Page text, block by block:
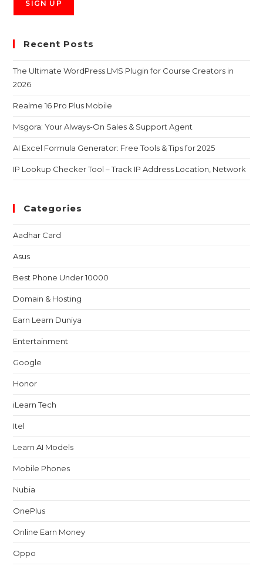
Recent Posts
The Ultimate WordPress LMS Plugin for Course Creators in
2026
Realme 16 Pro Plus Mobile
Msgora: Your Always-On Sales & Support Agent
AI Excel Formula Generator: Free Tools & Tips for 2025
IP Lookup Checker Tool – Track IP Address Location, Network
Categories
Aadhar Card
Asus
Best Phone Under 10000
Domain & Hosting
Earn Learn Duniya
Entertainment
Google
Honor
iLearn Tech
Itel
Learn AI Models
Mobile Phones
Nubia
OnePlus
Online Earn Money
Oppo